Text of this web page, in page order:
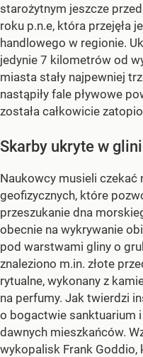
starożytnym jeszcze
roku p.n.e, która przejęła
handlowego w regionie.
jedynie 7 kilometrów od
miasta stały najpewniej
nastąpiły fale pływowe
została całkowicie
Skarby ukryte w
Naukowcy musieli
geofizycznych, które
przeszukanie dna
obecnie na wykrywanie
pod warstwami gliny o
znaleziono m.in. złote
rytualne, wykonany z
na perfumy. Jak twierdzi
o bogactwie sanktuarium
dawnych mieszkańców.
wykopalisk Frank